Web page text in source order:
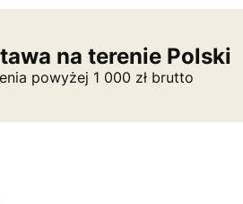
na terenie Polski
powyżej 1 000 zł brutto